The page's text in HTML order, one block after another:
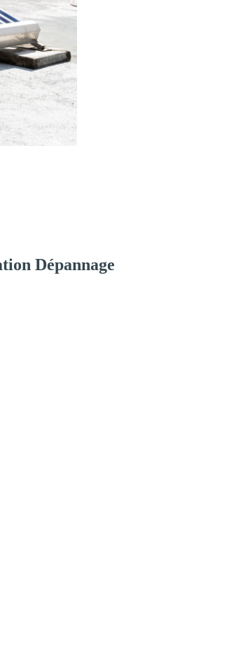
Dépannage